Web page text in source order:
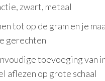
zwart, metaal
tot op de gram en je
gerechten
toevoeging van
aflezen op grote schaal